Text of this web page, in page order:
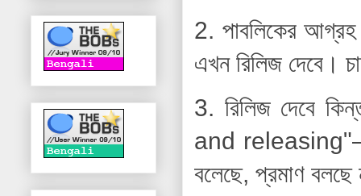
2. পাবলিকের
এখন রিলিজ দেবে।
3. রিলিজ দেবে
and
বলেছে, প্রমাণ বলছে